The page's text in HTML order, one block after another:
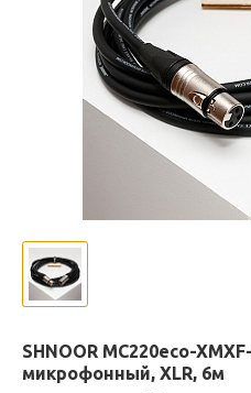
SHNOOR MC220eco-
микрофонный, XLR, 6м